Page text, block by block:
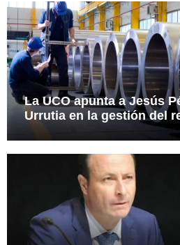
La UCO apunta a Jesús
Urrutia en la gestión del
Reunidos